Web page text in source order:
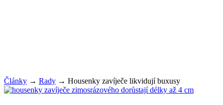
Články → Rady → Housenky zavíječe likvidují buxusy